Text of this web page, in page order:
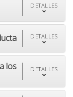
DETALLES
DETALLES
los DETALLES